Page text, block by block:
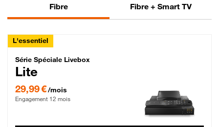
Fibre Fibre + Smart TV
L'essentiel
Série Spéciale Livebox Lite Fibre
Série Spéciale Livebox
Lite
29,99 €/mois
Engagement 12 mois